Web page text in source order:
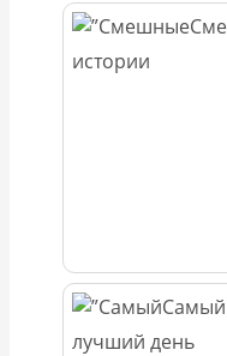
истории
Самый
лучший день